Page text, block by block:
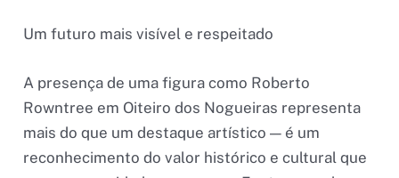
Um futuro mais visível e respeitado
A presença de uma figura como Roberto
Rowntree em Oiteiro dos Nogueiras representa
mais do que um destaque artístico — é um
reconhecimento do valor histórico e cultural que